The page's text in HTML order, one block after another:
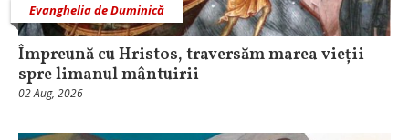
Evanghelia de Duminică
Împreună cu Hristos, traversăm marea vieții
spre limanul mântuirii
02 Aug, 2026